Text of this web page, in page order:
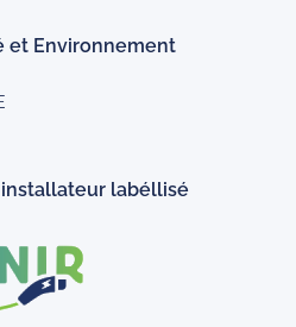
et Environnement
labéllisé